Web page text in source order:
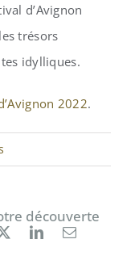
d’Avignon
trésors
idylliques.
2022.
découverte
LinkedInCourriel